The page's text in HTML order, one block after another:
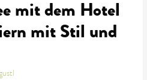
mit dem Hotel
mit Stil und